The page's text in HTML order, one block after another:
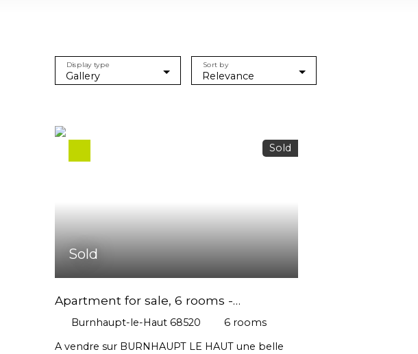
Gallery
Display type
Relevance
Sort by
Sold
Sold
Apartment for sale, 6 rooms -
Burnhaupt-le-Haut 68520
Burnhaupt-le-Haut 68520 6 rooms
A vendre sur BURNHAUPT LE HAUT une belle